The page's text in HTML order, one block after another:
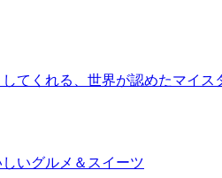
てくれる、世界が認めたマイス
いグルメ＆スイーツ